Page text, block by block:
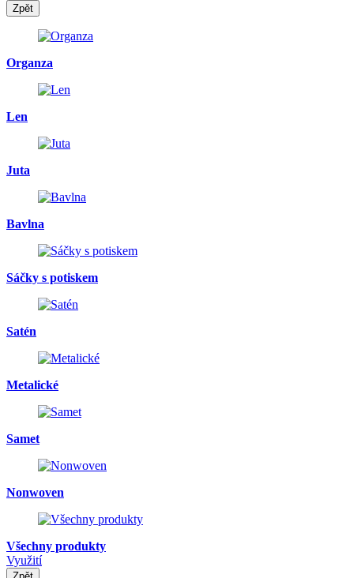
Zpět
Organza
Len
Juta
Bavlna
Sáčky s potiskem
Satén
Metalické
Samet
Nonwoven
Všechny produkty
Využití